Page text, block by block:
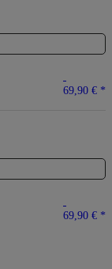
69,90 € *
69,90 € *